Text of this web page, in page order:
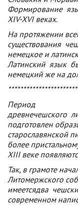
Формирование
XIV-XVI веках.
На протяжении
существования
немецкое и
Латинский язык
немецкий же на
Период
древнечешского
подготовлен
старославянской
более
XIII веке
Так, в грамоте
Литомержского
имеетсядва
современном